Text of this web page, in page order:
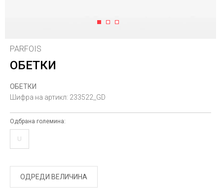
1 2 3
PARFOIS
ОБЕТКИ
ОБЕТКИ
Шифра на артикл: 233522_GD
Одбрана големина:
U
ОДРЕДИ ВЕЛИЧИНА